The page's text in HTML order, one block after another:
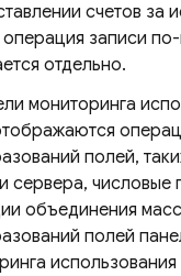
счетов за
записи
отдельно.
мониторинга
полей,
сервера, числовые
объединения
полей